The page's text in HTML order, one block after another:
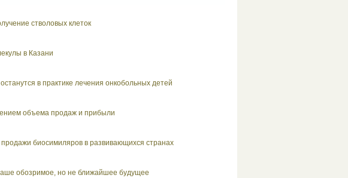
стволовых клеток
в Казани
в практике лечения онкобольных детей
объема продаж и прибыли
продажи биосимиляров в развивающихся странах
обозримое, но не ближайшее будущее